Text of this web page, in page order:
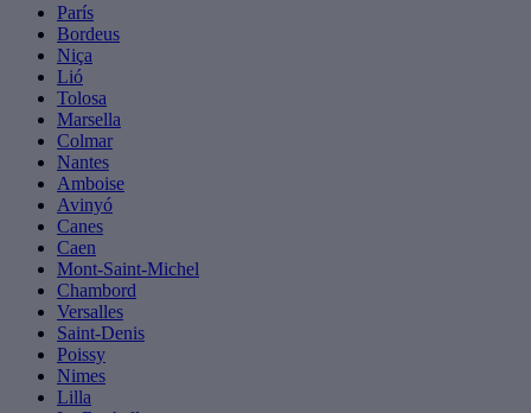
París
Bordeus
Niça
Lió
Tolosa
Marsella
Colmar
Nantes
Amboise
Avinyó
Canes
Caen
Mont-Saint-Michel
Chambord
Versalles
Saint-Denis
Poissy
Nimes
Lilla